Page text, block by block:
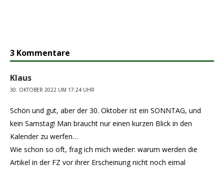
3 Kommentare
Klaus
30. OKTOBER 2022 UM 17:24 UHR
Schön und gut, aber der 30. Oktober ist ein SONNTAG, und
kein Samstag! Man braucht nur einen kurzen Blick in den
Kalender zu werfen…
Wie schon so oft, frag ich mich wieder: warum werden die
Artikel in der FZ vor ihrer Erscheinung nicht noch eimal